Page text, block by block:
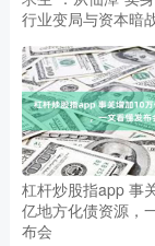
行业变局与资本暗
杠杆炒股指app 事
亿地方化债资源，
布会